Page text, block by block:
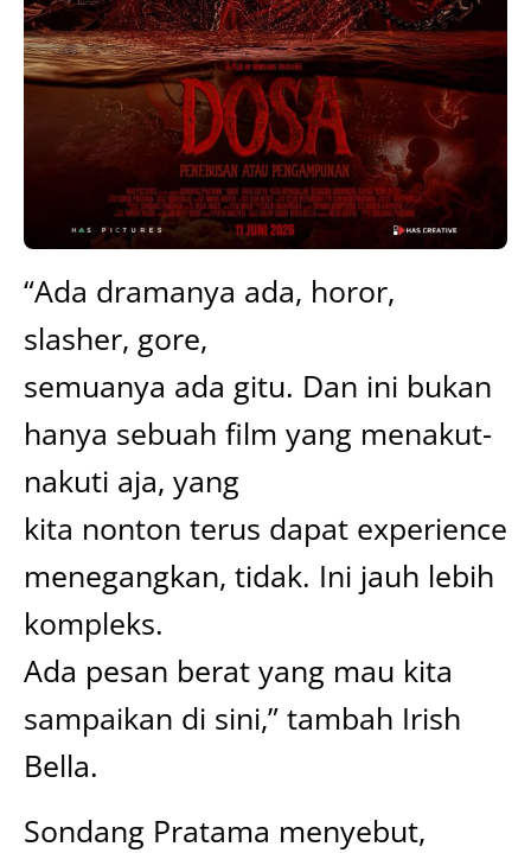
“Ada dramanya ada, horor,
slasher, gore,
semuanya ada gitu. Dan ini bukan
hanya sebuah film yang menakut-
nakuti aja, yang
kita nonton terus dapat experience
menegangkan, tidak. Ini jauh lebih
kompleks.
Ada pesan berat yang mau kita
sampaikan di sini,” tambah Irish
Bella.
Sondang Pratama menyebut,